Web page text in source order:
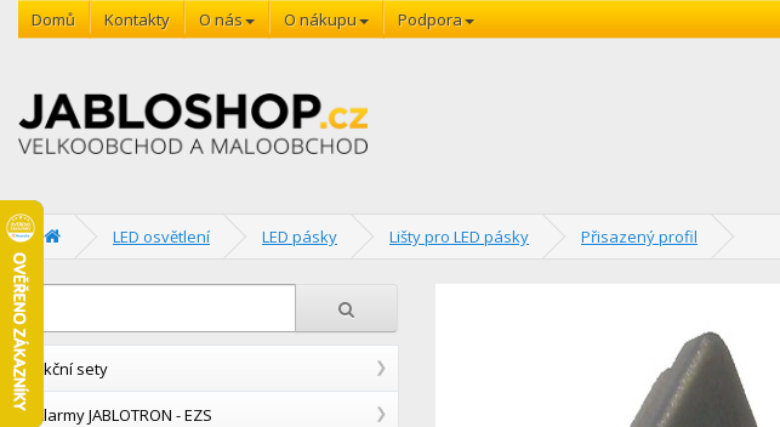
Domů Kontakty O nás O nákupu Podpora
LED osvětlení LED pásky Lišty pro LED pásky Přisazený profil
Akční sety
Alarmy JABLOTRON - EZS